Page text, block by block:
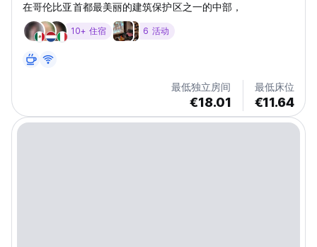
在哥伦比亚首都最美丽的建筑保护区之一的中部，
10+ 住宿 6 活动
最低独立房间
€18.01
最低床位
€11.64